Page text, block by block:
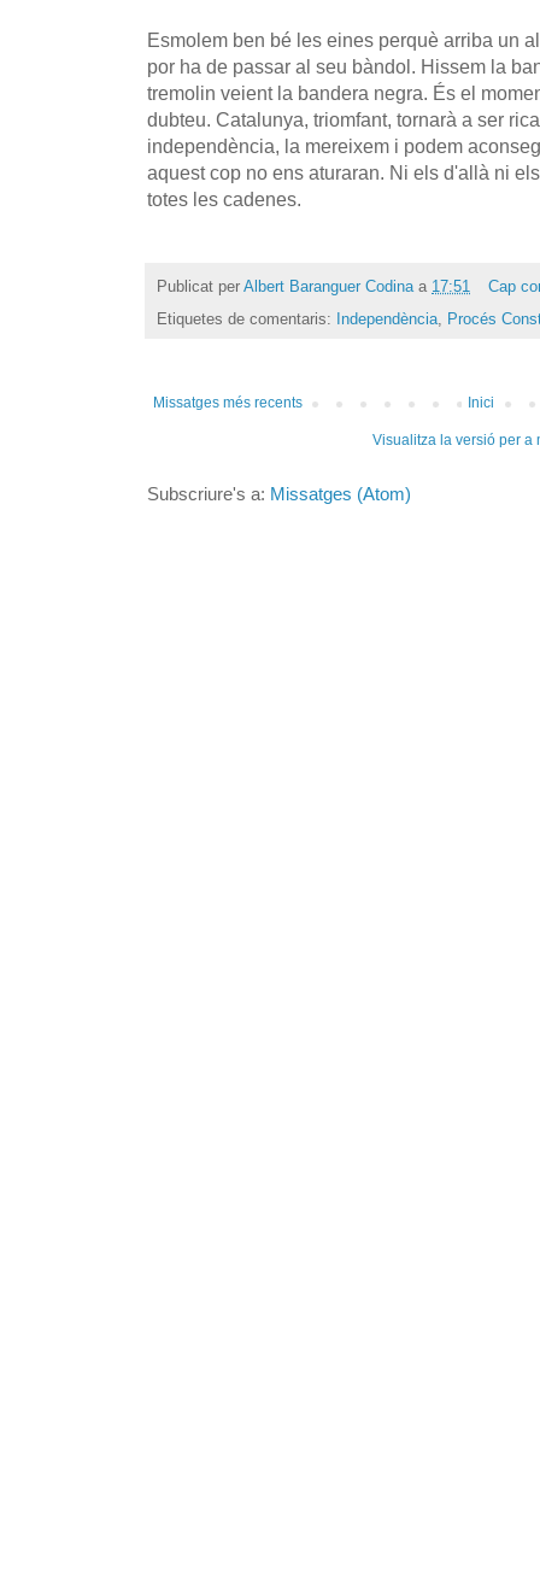
Esmolem ben bé les eines perquè arriba un
por ha de passar al seu bàndol. Hissem la
tremolin veient la bandera negra. És el
dubteu. Catalunya, triomfant, tornarà a ser
independència, la mereixem i podem
aquest cop no ens aturaran. Ni els d'allà ni
totes les cadenes.
Publicat per Albert Baranguer Codina a 17:51
Cap
Etiquetes de comentaris: Independència Procés
Missatges més recents Inici
Visualitza la versió per a
Subscriure's a: Missatges (Atom)